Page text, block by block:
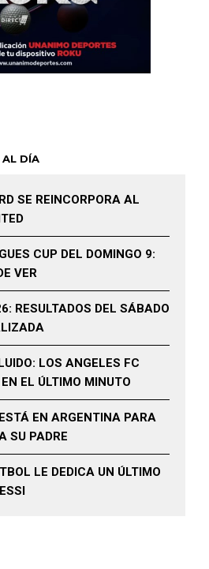
DÍA
SE REINCORPORA AL
CUP DEL DOMINGO 9:
VER
RESULTADOS DEL SÁBADO
LOS ANGELES FC
EL ÚLTIMO MINUTO
EN ARGENTINA PARA
SU PADRE
LE DEDICA UN ÚLTIMO